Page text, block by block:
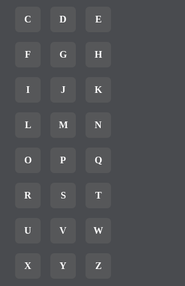
C D E
F G H
I J K
L M N
O P Q
R S T
U V W
X Y Z